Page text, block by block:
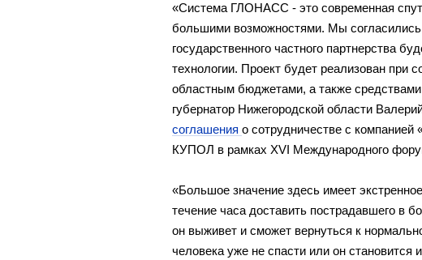
«Система ГЛОНАСС - это современная
большими возможностями. Мы
государственного частного партнерства
технологии. Проект будет реализован при
областным бюджетами, а также
губернатор Нижегородской области
соглашения о сотрудничестве с компанией
КУПОЛ в рамках XVІ Международного
«Большое значение здесь имеет
течение часа доставить пострадавшего в
он выживет и сможет вернуться к
человека уже не спасти или он становится